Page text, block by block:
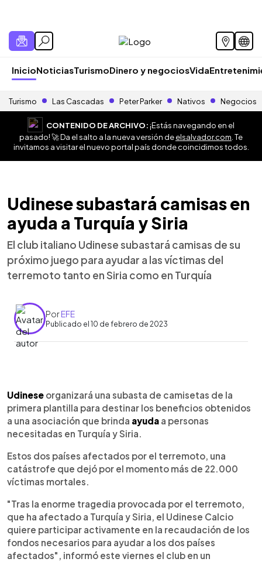
InicioNoticiasTurismoDinero y negociosVida
Turismo Las Cascadas Peter Parker Nativos Negocios
CONTENIDO DE ARCHIVO:¡Estás navegando en el
pasado! 🚀 Da el salto a la nueva versión deelsalvador.com . Te
invitamos a visitar el nuevo portal país donde coincidimos todos.
Udinese subastará camisas en
ayuda a Turquía y Siria
El club italiano Udinese subastará camisas de su
próximo juego para ayudar a las víctimas del
terremoto tanto en Siria como en Turquía
PorEFE
Publicado el 10 de febrero de 2023
Escuchar artículo
Udinese organizará una subasta de camisetas de la
primera plantilla para destinar los beneficios obtenidos
a una asociación que brinda ayuda a personas
necesitadas en Turquía y Siria.
Estos dos países afectados por el terremoto, una
catástrofe que dejó por el momento más de 22.000
víctimas mortales.
"Tras la enorme tragedia provocada por el terremoto,
que ha afectado a Turquía y Siria, el Udinese Calcio
quiere participar activamente en la recaudación de los
fondos necesarios para ayudar a los dos países
afectados", informó este viernes el club en un